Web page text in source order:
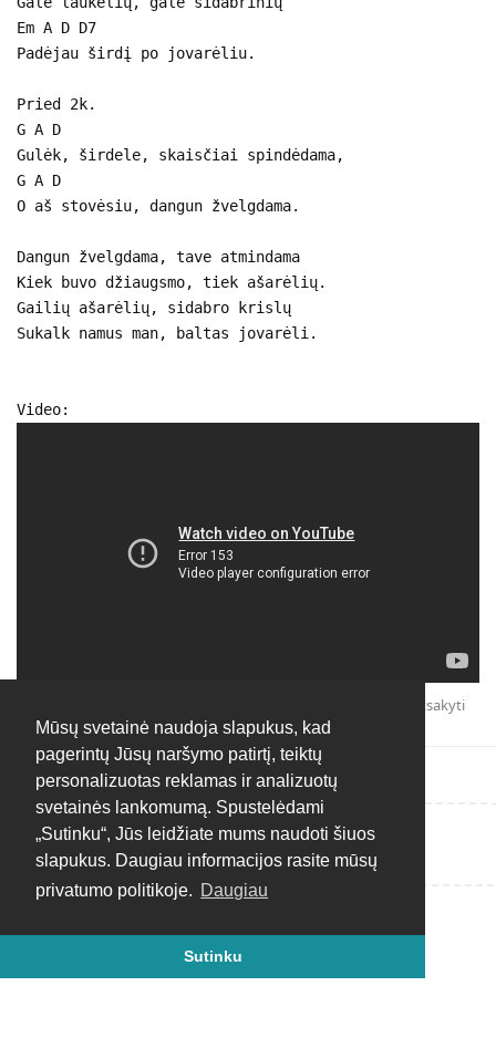
Mūsų svetainė naudoja slapukus, kad
pagerintų Jūsų naršymo patirtį, teiktų
personalizuotas reklamas ir analizuotų
svetainės lankomumą. Spustelėdami
„Sutinku“, Jūs leidžiate mums naudoti šiuos
slapukus. Daugiau informacijos rasite mūsų
privatumo politikoje. Daugiau
Sutinku
Em A D D7
Padėjau širdį po jovarėliu.
Pried 2k.
G A D
Gulėk, širdele, skaisčiai spindėdama,
G A D
O aš stovėsiu, dangun žvelgdama.
Dangun žvelgdama, tave atmindama
Kiek buvo džiaugsmo, tiek ašarėlių.
Gailių ašarėlių, sidabro krislų
Sukalk namus man, baltas jovarėli.
Video:
Atsakyti
Rašyti atsakymą...